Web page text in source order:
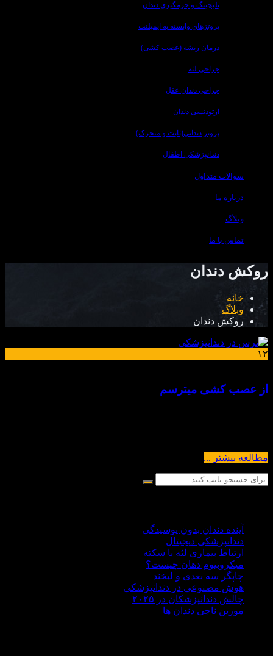
بلیچینگ و جرمگیری دندان
پروتزهای وابسته به ایمپلنت
درمان ریشه (عصب کشی)
جراحی لثه
جراحی دندان عقل
ارتودنسی دندان
پروتز دندانی(ثابت و متحرک)
دندانپزشکی اطفال
سوالات متداول
درباره ما
وبلاگ
تماس با ما
روکش دندان
خانه
وبلاگ
روکش دندان
۱۲
از عصب کشی میترسم
مطالعه بیشتر ...
آینده دندان بدون پوسیدگی
دندانپزشکی دیجیتال
ارتباط بیماری لثه با سکته
میکروبیوم دهان چیست؟
چاپگر سه‌ بعدی و لبخند
هوش مصنوعی در دندانپزشکی
چالش‌ دندانپزشکان در ۲۰۲۵
مورین ناجی دندان ها